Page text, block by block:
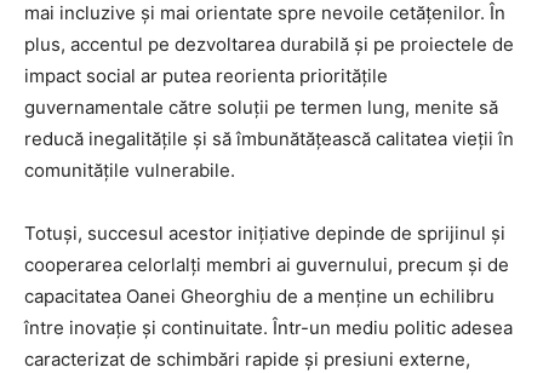
mai incluzive și mai orientate spre nevoile cetățenilor. În
plus, accentul pe dezvoltarea durabilă și pe proiectele de
impact social ar putea reorienta prioritățile
guvernamentale către soluții pe termen lung, menite să
reducă inegalitățile și să îmbunătățească calitatea vieții în
comunitățile vulnerabile.
Totuși, succesul acestor inițiative depinde de sprijinul și
cooperarea celorlalți membri ai guvernului, precum și de
capacitatea Oanei Gheorghiu de a menține un echilibru
între inovație și continuitate. Într-un mediu politic adesea
caracterizat de schimbări rapide și presiuni externe,